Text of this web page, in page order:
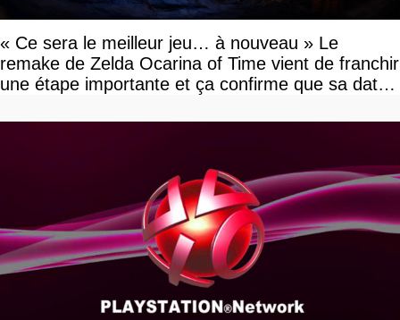
« Ce sera le meilleur jeu… à nouveau » Le
remake de Zelda Ocarina of Time vient de franchir
une étape importante et ça confirme que sa date